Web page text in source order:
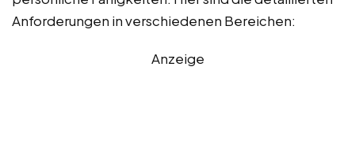
Anforderungen in verschiedenen Bereichen:
Anzeige